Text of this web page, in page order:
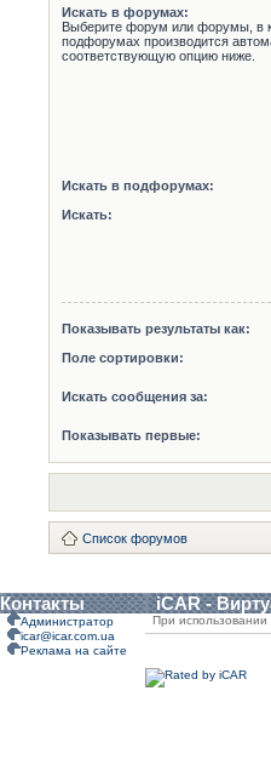
Искать в форумах:
Выберите форум или форумы, в
подфорумах производится
соответствующую опцию ниже.
Искать в подфорумах:
Искать:
Показывать результаты как:
Поле сортировки:
Искать сообщения за:
Показывать первые:
Список форумов
Контакты iCAR -
Администратор
icar@icar.com.ua
Реклама на сайте
При использовании